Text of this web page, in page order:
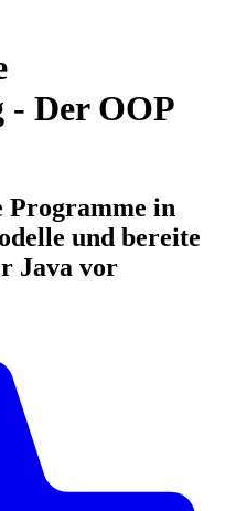
Der OOP
Programme in
und bereite
Java vor